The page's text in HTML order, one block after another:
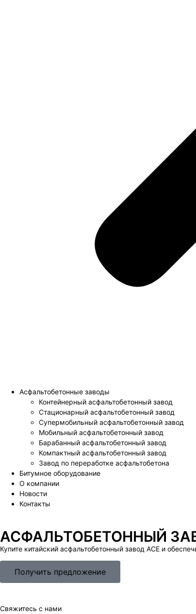
Асфальтобетонные заводы
Контейнерный асфальтобетонный завод
Стационарный асфальтобетонный завод
Супермобильный асфальтобетонный завод
Мобильный асфальтобетонный завод
Барабанный асфальтобетонный завод
Компактный асфальтобетонный завод
Завод по переработке асфальтобетона
Битумное оборудование
О компании
Новости
Контакты
АСФАЛЬТОБЕТОННЫЙ
Купите китайский асфальтобетонный завод ACE и
Получить предложение
Свяжитесь с нами